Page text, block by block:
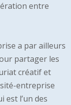
entre
a par ailleurs
partager les
créatif et
entreprise
l’un des